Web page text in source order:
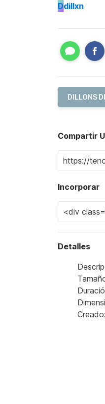
Ddillxn
DILLONS
Compartir
Incorporar
Detalles